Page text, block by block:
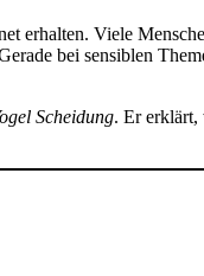
erhalten. Viele
bei sensiblen
Scheidung. Er erklärt,